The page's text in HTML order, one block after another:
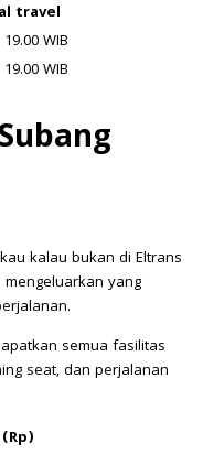
travel
WIB
WIB
kalau bukan di Eltrans
yang
semua fasilitas
seat, dan perjalanan